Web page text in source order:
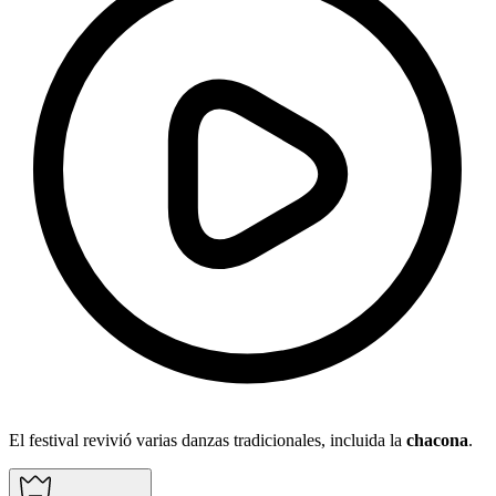
El festival revivió varias danzas tradicionales, incluida la chacona.